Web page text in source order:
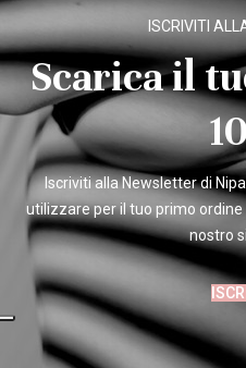
ISCRIVITI
Scarica il
Iscriviti alla Newsletter di
utilizzare per il tuo primo ordine
nostro